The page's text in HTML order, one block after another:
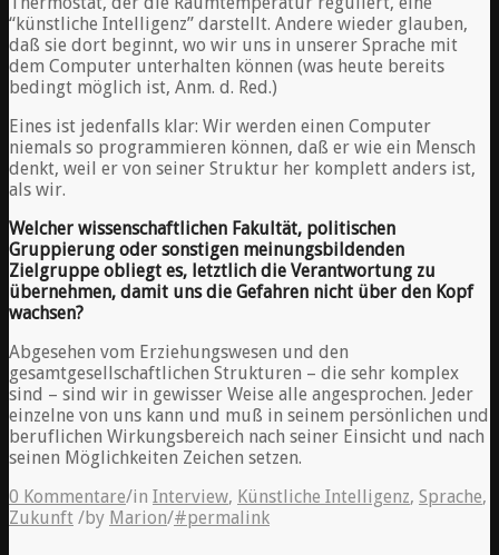
“künstliche Intelligenz” darstellt. Andere wieder glauben,
daß sie dort beginnt, wo wir uns in unserer Sprache mit
dem Computer unterhalten können (was heute bereits
bedingt möglich ist, Anm. d. Red.)
Eines ist jedenfalls klar: Wir werden einen Computer
niemals so programmieren können, daß er wie ein Mensch
denkt, weil er von seiner Struktur her komplett anders ist,
als wir.
Welcher wissenschaftlichen Fakultät, politischen
Gruppierung oder sonstigen meinungsbildenden
Zielgruppe obliegt es, letztlich die Verantwortung zu
übernehmen, damit uns die Gefahren nicht über den Kopf
wachsen?
Abgesehen vom Erziehungswesen und den
gesamtgesellschaftlichen Strukturen – die sehr komplex
sind – sind wir in gewisser Weise alle angesprochen. Jeder
einzelne von uns kann und muß in seinem persönlichen und
beruflichen Wirkungsbereich nach seiner Einsicht und nach
seinen Möglichkeiten Zeichen setzen.
0 Kommentare/in Interview, Künstliche Intelligenz, Sprache,
Zukunft /by Marion/#permalink